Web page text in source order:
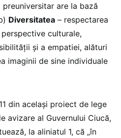
preuniversitar are la bază
Diversitatea – respectarea
culturale,
și a empatiei, alături
imaginii de sine individuale
din același proiect de lege
avizare al Guvernului Ciucă,
la aliniatul 1, că „în